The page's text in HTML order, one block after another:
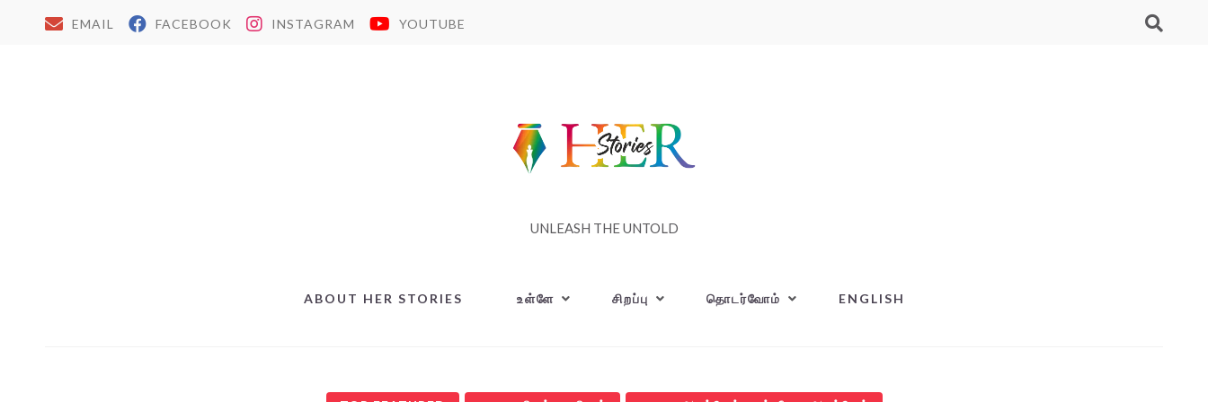
EMAIL FACEBOOK INSTAGRAM YOUTUBE
UNLEASH THE UNTOLD
ABOUT HER STORIES உள்ளே சிறப்பு தொடர்வோம் ENGLISH